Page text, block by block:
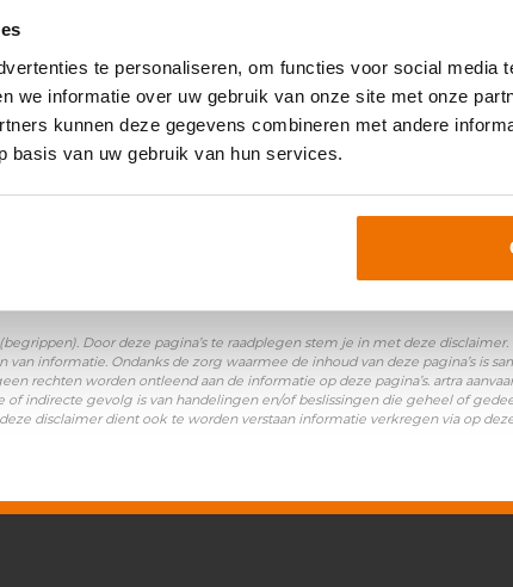
te personaliseren, om functies voor social media
we informatie over uw gebruik van onze site met onze
kunnen deze gegevens combineren met andere
basis van uw gebruik van hun services.
|Recruitment
Door deze pagina’s te raadplegen stem je in met deze
informatie. Ondanks de zorg waarmee de inhoud van deze pagina’s is
rechten worden ontleend aan de informatie op deze pagina’s. artra
of indirecte gevolg is van handelingen en/of beslissingen die geheel of
disclaimer dient ook te worden verstaan informatie verkregen via op